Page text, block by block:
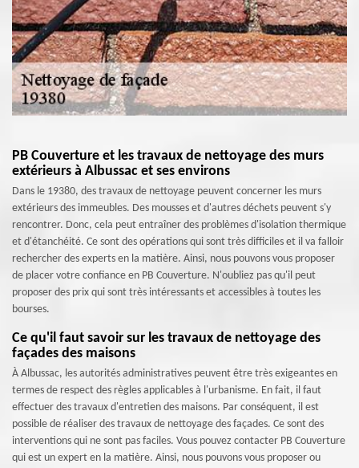
PB Couverture et les travaux de nettoyage des murs
extérieurs à Albussac et ses environs
Dans le 19380, des travaux de nettoyage peuvent concerner les murs
extérieurs des immeubles. Des mousses et d'autres déchets peuvent s'y
rencontrer. Donc, cela peut entraîner des problèmes d'isolation thermique
et d'étanchéité. Ce sont des opérations qui sont très difficiles et il va falloir
rechercher des experts en la matière. Ainsi, nous pouvons vous proposer
de placer votre confiance en PB Couverture. N'oubliez pas qu'il peut
proposer des prix qui sont très intéressants et accessibles à toutes les
bourses.
Ce qu'il faut savoir sur les travaux de nettoyage des
façades des maisons
À Albussac, les autorités administratives peuvent être très exigeantes en
termes de respect des règles applicables à l'urbanisme. En fait, il faut
effectuer des travaux d'entretien des maisons. Par conséquent, il est
possible de réaliser des travaux de nettoyage des façades. Ce sont des
interventions qui ne sont pas faciles. Vous pouvez contacter PB Couverture
qui est un expert en la matière. Ainsi, nous pouvons vous proposer ou